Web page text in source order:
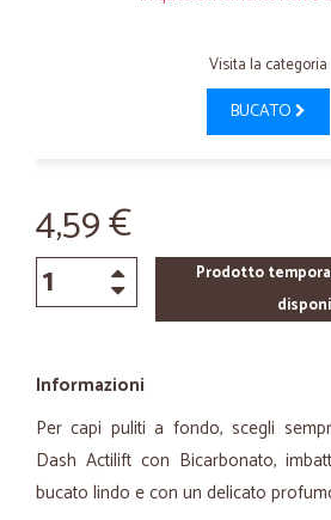
Visita la categoria
BUCATO
4,59 €
Prodotto
Informazioni
Per capi puliti a fondo, scegli
Dash Actiliftcon Bicarbonato,
bucato lindo e con un delicato